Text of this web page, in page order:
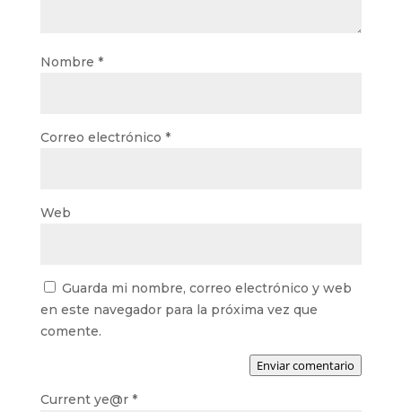
Nombre *
Correo electrónico *
Web
Guarda mi nombre, correo electrónico y web
en este navegador para la próxima vez que
comente.
Enviar comentario
Current ye@r *